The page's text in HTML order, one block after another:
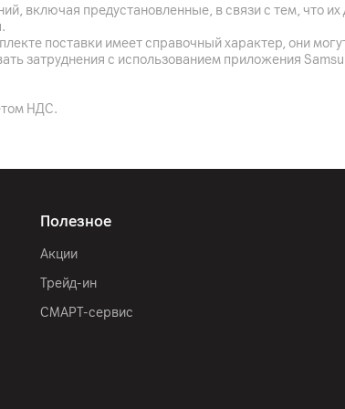
ООО "АйТи
XingKuang
включая предустановленные, в связи с тем, что
поставки имеет справочный характер, они
затруднения с использованием приложения
НДС.
Полезное
Акции
Трейд-ин
СМАРТ-сервис